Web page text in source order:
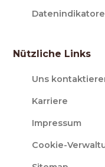
Nützliche Links
Uns
Karriere
Impressum
Cookie-